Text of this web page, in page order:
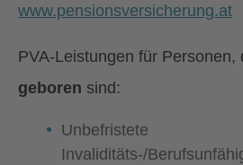
www.pensionsversicherung.at
PVA-Leistungen für Personen,
geboren sind:
Unbefristete
Invaliditäts-/